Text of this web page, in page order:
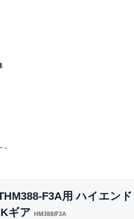
F3A用 ハイエンド
ギア
HM388/F3A